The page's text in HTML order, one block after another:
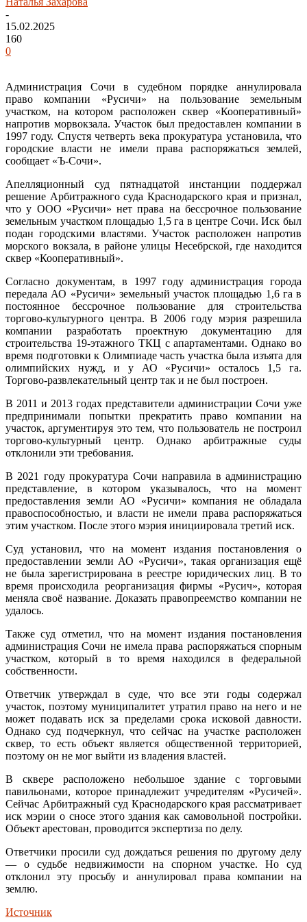
-
15.02.2025
160
0
Администрация Сочи в судебном порядке аннулировала
право компании «Русичи» на пользование земельным
участком, на котором расположен сквер «Кооперативный»
напротив морвокзала. Участок был предоставлен компании в
1997 году. Спустя четверть века прокуратура установила, что
городские власти не имели права распоряжаться землей,
сообщает «Ъ-Сочи».
Апелляционный суд пятнадцатой инстанции поддержал
решение Арбитражного суда Краснодарского края и признал,
что у ООО «Русичи» нет права на бессрочное пользование
земельным участком площадью 1,5 га в центре Сочи. Иск был
подан городскими властями. Участок расположен напротив
морского вокзала, в районе улицы Несебрской, где находится
сквер «Кооперативный».
Согласно документам, в 1997 году администрация города
передала АО «Русичи» земельный участок площадью 1,6 га в
постоянное бессрочное пользование для строительства
торгово-культурного центра. В 2006 году мэрия разрешила
компании разработать проектную документацию для
строительства 19-этажного ТКЦ с апартаментами. Однако во
время подготовки к Олимпиаде часть участка была изъята для
олимпийских нужд, и у АО «Русичи» осталось 1,5 га.
Торгово-развлекательный центр так и не был построен.
В 2011 и 2013 годах представители администрации Сочи уже
предпринимали попытки прекратить право компании на
участок, аргументируя это тем, что пользователь не построил
торгово-культурный центр. Однако арбитражные суды
отклонили эти требования.
В 2021 году прокуратура Сочи направила в администрацию
представление, в котором указывалось, что на момент
предоставления земли АО «Русичи» компания не обладала
правоспособностью, и власти не имели права распоряжаться
этим участком. После этого мэрия инициировала третий иск.
Суд установил, что на момент издания постановления о
предоставлении земли АО «Русичи», такая организация ещё
не была зарегистрирована в реестре юридических лиц. В то
время происходила реорганизация фирмы «Русич», которая
меняла своё название. Доказать правопреемство компании не
удалось.
Также суд отметил, что на момент издания постановления
администрация Сочи не имела права распоряжаться спорным
участком, который в то время находился в федеральной
собственности.
Ответчик утверждал в суде, что все эти годы содержал
участок, поэтому муниципалитет утратил право на него и не
может подавать иск за пределами срока исковой давности.
Однако суд подчеркнул, что сейчас на участке расположен
сквер, то есть объект является общественной территорией,
поэтому он не мог выйти из владения властей.
В сквере расположено небольшое здание с торговыми
павильонами, которое принадлежит учредителям «Русичей».
Сейчас Арбитражный суд Краснодарского края рассматривает
иск мэрии о сносе этого здания как самовольной постройки.
Объект арестован, проводится экспертиза по делу.
Ответчики просили суд дождаться решения по другому делу
— о судьбе недвижимости на спорном участке. Но суд
отклонил эту просьбу и аннулировал права компании на
землю.
Источник